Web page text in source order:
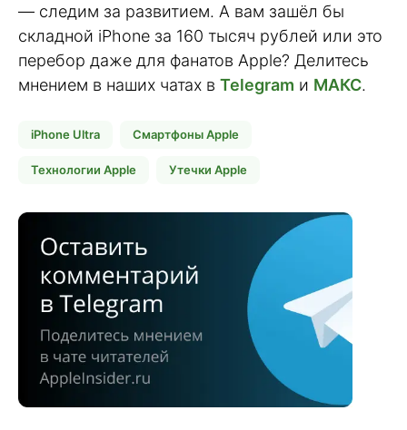
— следим за развитием. А вам зашёл бы
складной iPhone за 160 тысяч рублей или это
перебор даже для фанатов Apple? Делитесь
мнением в наших чатах в Telegram и МАКС.
iPhone Ultra Смартфоны Apple
Технологии Apple Утечки Apple